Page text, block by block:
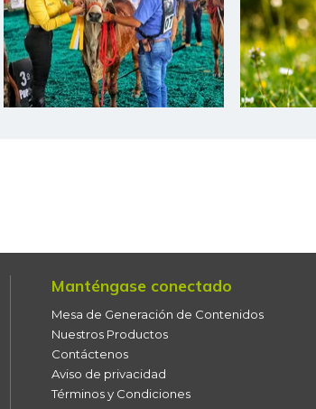
Chócolo mazorca
Cilantro
Coco
Curuba
Curuba larga
Espinaca
Falda de res
Manténgase conectado
Mesa de Generación de Contenidos
Nuestros Productos
Contáctenos
Aviso de privacidad
Términos y Condiciones